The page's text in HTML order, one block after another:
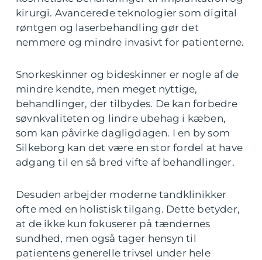
kirurgi. Avancerede teknologier som digital
røntgen og laserbehandling gør det
nemmere og mindre invasivt for patienterne.
Snorkeskinner og bideskinner er nogle af de
mindre kendte, men meget nyttige,
behandlinger, der tilbydes. De kan forbedre
søvnkvaliteten og lindre ubehag i kæben,
som kan påvirke dagligdagen. I en by som
Silkeborg kan det være en stor fordel at have
adgang til en så bred vifte af behandlinger.
Desuden arbejder moderne tandklinikker
ofte med en holistisk tilgang. Dette betyder,
at de ikke kun fokuserer på tændernes
sundhed, men også tager hensyn til
patientens generelle trivsel under hele